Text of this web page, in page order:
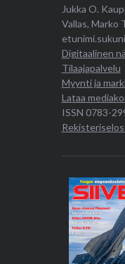
Jukka O.
Vallas, Marko
Digitaalinen
Tilaajapalvelu
Myynti ja
Lataa
ISSN 0783-